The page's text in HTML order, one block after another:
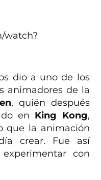
watch?
dio a uno de los
animadores de la
, quién después
en King Kong,
que la animación
crear. Fue así
con